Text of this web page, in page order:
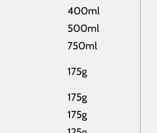
400ml
500ml
750ml
175g
175g
175g